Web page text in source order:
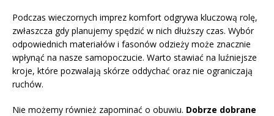
Podczas wieczornych imprez komfort odgrywa kluczową rolę,
zwłaszcza gdy planujemy spędzić w nich dłuższy czas. Wybór
odpowiednich materiałów i fasonów odzieży może znacznie
wpłynąć na nasze samopoczucie. Warto stawiać na luźniejsze
kroje, które pozwalają skórze oddychać oraz nie ograniczają
ruchów.
Nie możemy również zapominać o obuwiu. Dobrze dobrane